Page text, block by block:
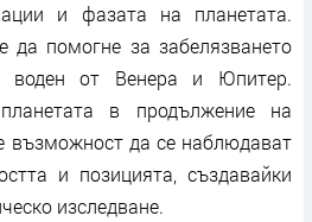
и фазата на планетата.
помогне за забелязването
от Венера и Юпитер.
в продължение на
възможност да се наблюдават
и позицията, създавайки
изследване.